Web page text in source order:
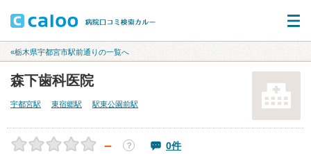
«栃木県宇都宮市駅前通りの一覧へ
森下歯科医院
宇都宮駅 東宿郷駅 駅東公園前駅
－ ？ 0件